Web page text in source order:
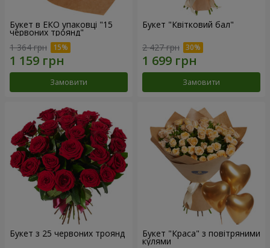
Букет в ЕКО упаковці "15
червоних троянд"
1 364 грн
Замовити
Букет "Квітковий бал"
2 427 грн
Замовити
Букет з 25 червоних троянд Букет "Краса" з повітряними
кулями